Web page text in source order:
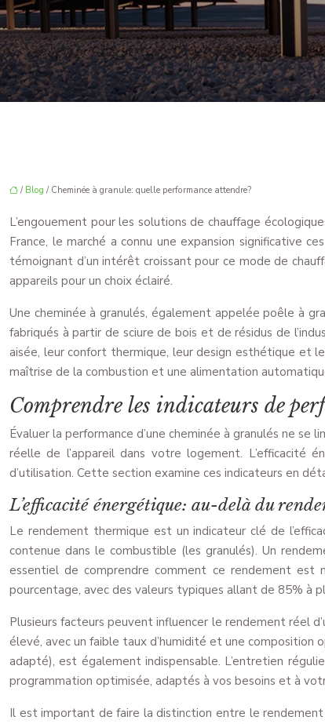
/ Blog / Cheminée à granule: quelle performance attendre?
L’engouement pour les solutions de chauffage
France, le marché a connu une expansion significative
témoignant d’un intérêt croissant pour ce mode de
appareils pour un choix éclairé.
Une cheminée à granulés, également appelée poêle à
fabriqués à partir de sciure de bois et de résidus de
aisée, leur confort thermique, leur design esthétique et
maîtrise de la combustion et une alimentation
Comprendre les indicateurs de
Évaluer la performance d’une cheminée à granulés ne
réelle de l’appareil dans votre logement. L’efficacité
d’utilisation. Cette section examine ces indicateurs en
L’efficacité énergétique: au-delà du
Le rendement thermique est un indicateur clé de
contenue dans le combustible (les granulés). Un
essentiel de comprendre comment ce rendement est
pourcentage, avec des valeurs typiques allant de 85% à
Plusieurs facteurs peuvent influencer le rendement réel
élevé, avec un faible taux d’humidité et une composition
adapté), est également indispensable. L’entretien
programmation optimisée, adaptés à vos besoins et à
Il est important de faire la distinction entre le rendement